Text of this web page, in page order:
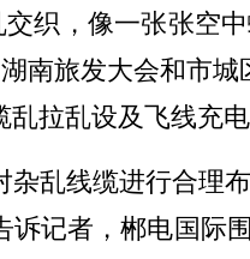
织，像一张张空
南旅发大会和市
乱拉乱设及飞线充
乱线缆进行合理
记者，郴电国际